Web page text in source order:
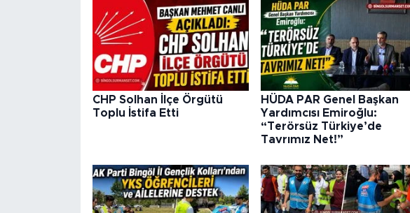
CHP Solhan İlçe Örgütü
Toplu İstifa Etti
HÜDA PAR Genel Başkan
Yardımcısı Emiroğlu:
“Terörsüz Türkiye’de
Tavrımız Net!”